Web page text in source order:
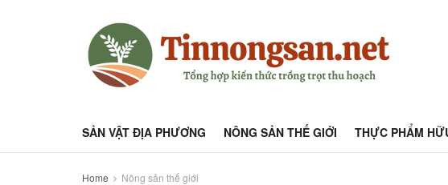
SẢN VẬT ĐỊA PHƯƠNG NÔNG SẢN THẾ GIỚI THỰC PHẨM
Home Nông sản thế giới